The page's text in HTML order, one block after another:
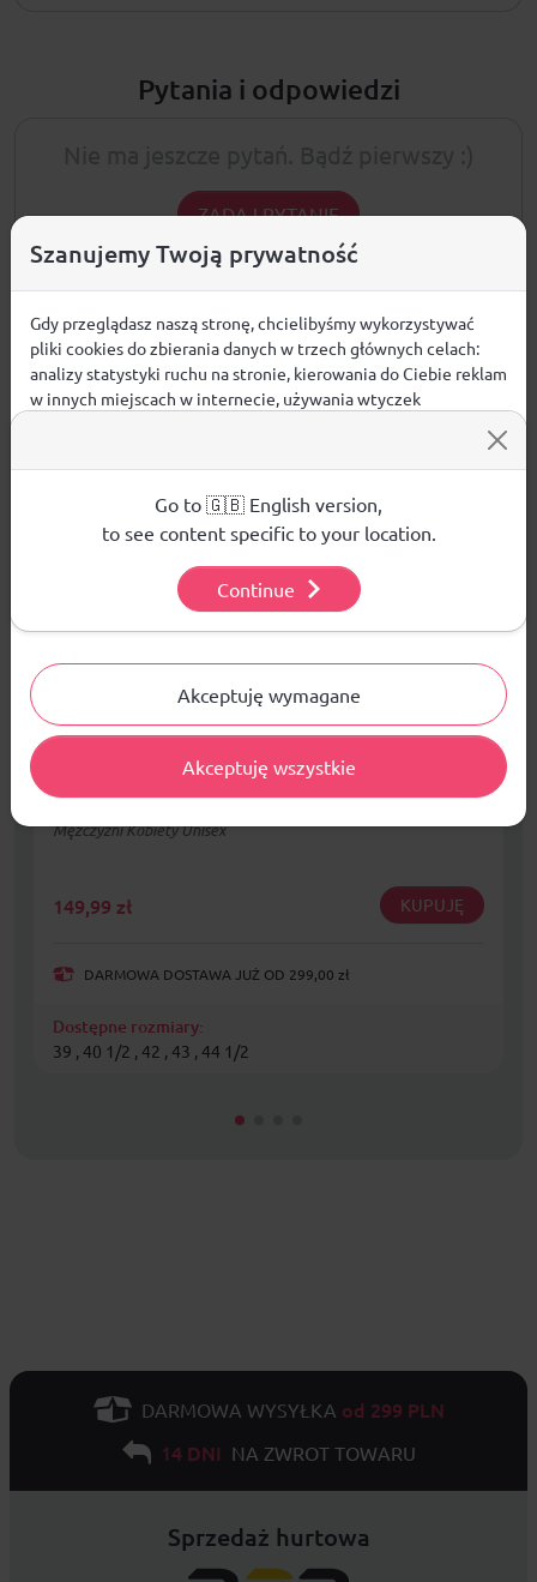
Pytania i odpowiedzi
ZADAJ PYTANIE
PRODUKTY POWIĄZANE
WYPRZEDAŻE W DZIALE
Klapki adidas Originals Adilette Lite FU8299
Mężczyźni Kobiety Unisex
149,99 zł KUPUJĘ
DARMOWA DOSTAWA JUŻ OD 299,00 zł
Dostępne rozmiary:
39 , 40 1/2 , 42 , 43 , 44 1/2
DARMOWA WYSYŁKA od 299 PLN
14 DNI NA ZWROT TOWARU
Sprzedaż hurtowa
Szanujemy Twoją prywatność
Gdy przeglądasz naszą stronę, chcielibyśmy wykorzystywać
pliki cookies do zbierania danych w trzech głównych celach:
analizy statystyki ruchu na stronie, kierowania do Ciebie reklam
w innych miejscach w internecie, używania wtyczek
używanych plików cookies.
Aby dowiedzieć się więcej o plikach cookie i tym, jak
wykorzystujemy Twoje dane, odwiedź naszą Polityką
Akceptuję wymagane
Akceptuję wszystkie
Go to 🇬🇧 English version,
to see content specific to your location.
Continue